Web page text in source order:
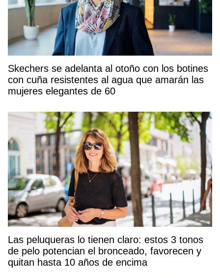
Skechers se adelanta al otoño con los botines
con cuña resistentes al agua que amarán las
mujeres elegantes de 60
Las peluqueras lo tienen claro: estos 3 tonos
de pelo potencian el bronceado, favorecen y
quitan hasta 10 años de encima